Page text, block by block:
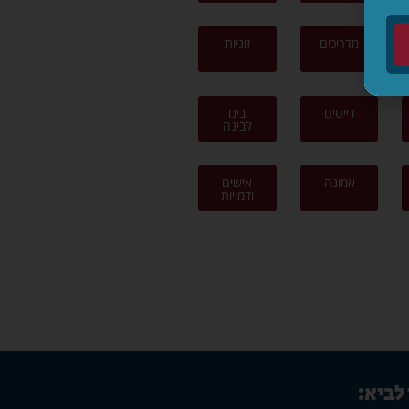
מדריכים זוגיות
דייטים בינו
לבינה
אמונה אישים
ודמויות
לביא: